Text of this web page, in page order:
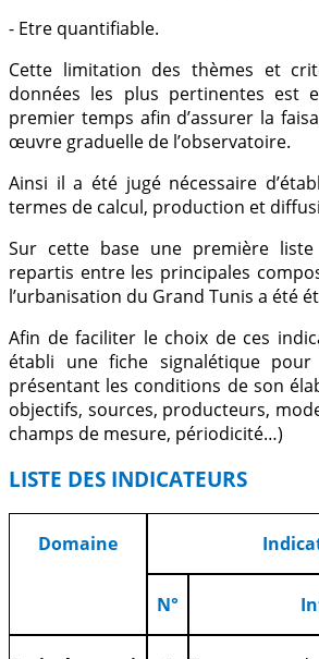
- Etre quantifiable.
Cette limitation des thèmes et
données les plus pertinentes est
premier temps afin d’assurer la
œuvre graduelle de l’observatoire.
Ainsi il a été jugé nécessaire
termes de calcul, production et
Sur cette base une première
repartis entre les principales
l’urbanisation du Grand Tunis a été
Afin de faciliter le choix de ces
établi une fiche signalétique pour
présentant les conditions de son
objectifs, sources, producteurs,
champs de mesure, périodicité…)
LISTE DES INDICATEURS
Domaine
N°